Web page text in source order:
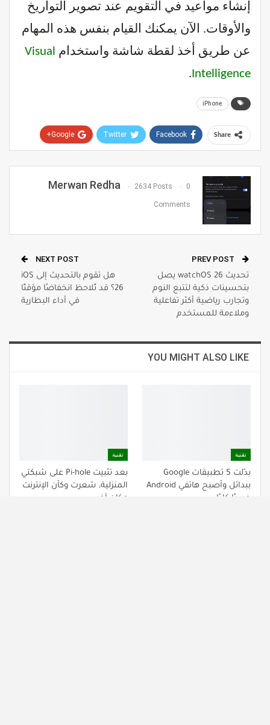
إنشاء مواعيد في التقويم عند تصوير التواريخ
والأوقات. الآن يمكنك القيام بنفس هذه المهام
عن طريق أخذ لقطة شاشة واستخدام Visual
Intelligence
.
iPhone
Share
Facebook
Twitter
Google+
Email
Merwan Redha 2634 Posts 0
Comments
تحديث watchOS 26 يصل
بتحسينات ذكية لتتبع النوم
وتجارب رياضية أكثر تفاعلية
وملاءمة للمستخدم
NEXT POST
هل تقوم بالتحديث إلى iOS
26؟ قد تُلاحظ انخفاضًا مؤقتًا
في أداء البطارية
YOU MIGHT ALSO LIKE
تقنية
بدّلت 5 تطبيقات Google
ببدائل وأصبح هاتفي Android
جديدًا كليًا
تقنية
بعد تثبيت Pi-hole على شبكتي
المنزلية، شعرت وكأن الإنترنت
مكان آخر